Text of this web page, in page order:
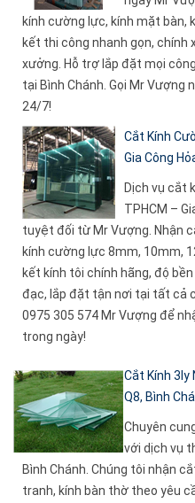
kính cường lực, kính mặt bàn,
kết thi công nhanh gọn, chính
xưởng. Hỗ trợ lắp đặt mọi
tại Bình Chánh. Gọi Mr
24/7!
Cắt Kính
Gia Công
Dịch vụ cắt
TPHCM –
tuyệt đối từ Mr Vượng. Nhận
kính cường lực 8mm, 10mm,
kết kính tôi chính hãng, độ
đạc, lắp đặt tận nơi tại tất cả
0975 305 574 Mr Vượng để
trong ngày!
Cắt Kính 3ly
Q8, Bình
Chuyên
với dịch vụ
Bình Chánh. Chúng tôi nhận
tranh, kính bàn thờ theo yêu